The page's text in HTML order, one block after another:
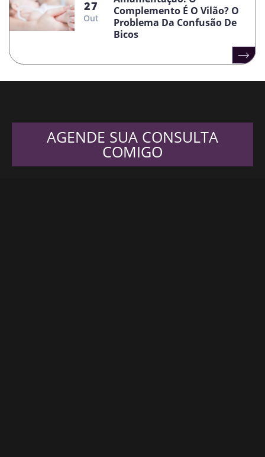
27
Out
Complemento É O Vilão? O
Problema Da Confusão De
Bicos
AGENDE SUA CONSULTA
COMIGO